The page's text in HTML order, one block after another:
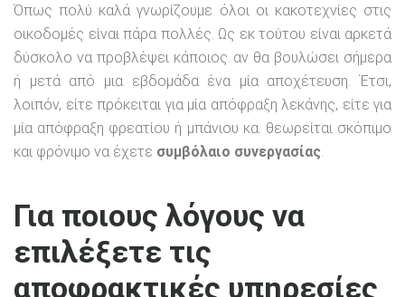
Όπως πολύ καλά γνωρίζουμε όλοι οι κακοτεχνίες στις
οικοδομές είναι πάρα πολλές. Ως εκ τούτου είναι αρκετά
δύσκολο να προβλέψει κάποιος αν θα βουλώσει σήμερα
ή μετά από μια εβδομάδα ένα μία αποχέτευση. Έτσι,
λοιπόν, είτε πρόκειται για μία απόφραξη λεκάνης, είτε για
μία απόφραξη φρεατίου ή μπάνιου κα. θεωρείται σκόπιμο
και φρόνιμο να έχετε συμβόλαιο συνεργασίας.
Για ποιους λόγους να
επιλέξετε τις
αποφρακτικές υπηρεσίες